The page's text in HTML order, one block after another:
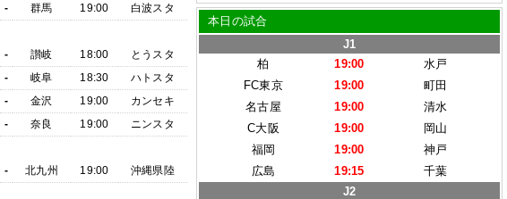
- 群馬 19:00
白波スタ
- 讃岐 18:00
とうスタ
- 岐阜 18:30
ハトスタ
- 金沢 19:00
カンセキ
- 奈良 19:00
ニンスタ
- 北九州 19:00 沖縄県陸
本日の試合
J1
柏
19:00
水戸
FC東京
19:00
町田
名古屋
19:00
清水
C大阪
19:00
岡山
福岡
19:00
神戸
広島
19:15
千葉
J2